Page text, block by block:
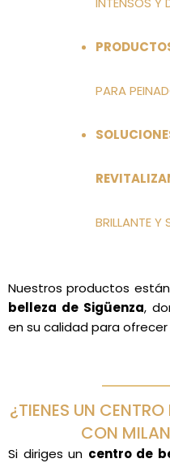
PARA
BRILLANTE Y
Nuestros productos
belleza de Sigüenza,
en su calidad para
¿TIENES UN
CON
Si diriges un centro de